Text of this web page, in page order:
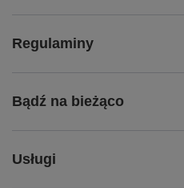
Regulaminy
Bądź na bieżąco
Usługi